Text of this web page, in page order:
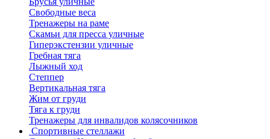
Свободные веса
Тренажеры на раме
Скамьи для пресса уличные
Гиперэкстензии уличные
Гребная тяга
Лыжный ход
Степпер
Вертикальная тяга
Жим от груди
Тяга к груди
Тренажеры для инвалидов колясочников
Спортивные стеллажи